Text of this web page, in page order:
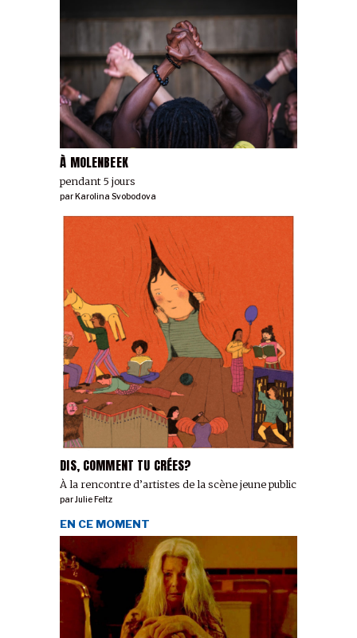
À MOLENBEEK
pendant 5 jours
par Karolina Svobodova
DIS, COMMENT TU CRÉES?
À la rencontre d’artistes de la scène jeune public
parJulie Feltz
EN CE MOMENT